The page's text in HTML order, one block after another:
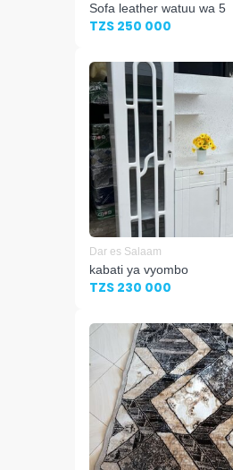
Sofa leather watuu wa 5
TZS 250 000
Dar es Salaam
kabati ya vyombo
TZS 230 000